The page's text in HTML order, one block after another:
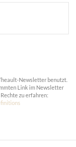
Newsletter benutzt.
Link im Newsletter
zu erfahren: